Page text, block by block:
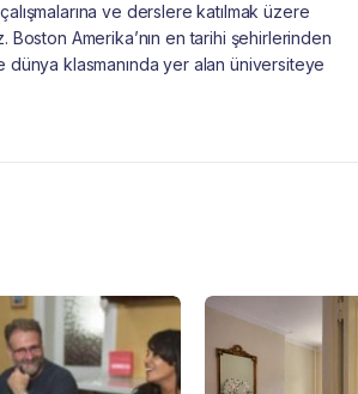
ve derslere katılmak üzere
Boston Amerika’nın en tarihi şehirlerinden
dünya klasmanında yer alan üniversiteye